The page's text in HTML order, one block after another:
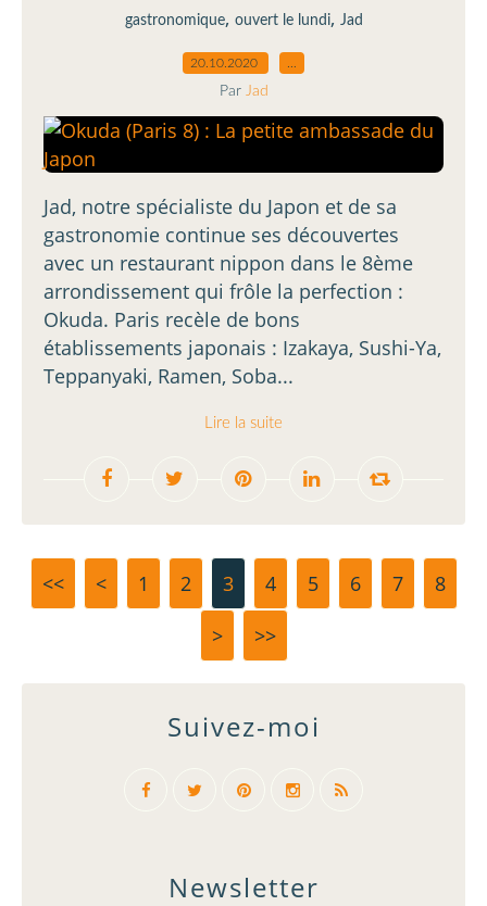
gastronomique, ouvert le lundi, Jad
20.10.2020
Par Jad
Jad, notre spécialiste du Japon et de sa
gastronomie continue ses découvertes
avec un restaurant nippon dans le 8ème
arrondissement qui frôle la perfection :
Okuda. Paris recèle de bons
établissements japonais : Izakaya, Sushi-Ya,
Teppanyaki, Ramen, Soba...
Lire la suite
<< < 1 2 3 4 5 6 7
8
>
>>
Newsletter
Suivez-moi